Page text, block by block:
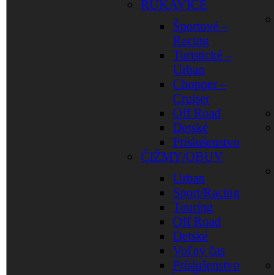
RUKAVICE
Športové –
Racing
Turistické –
Urban
Chopper –
Cruiser
Off Road
Detské
Príslušenstvo
ČIŽMY/OBUV
Urban
Sport/Racing
Touring
Off Road
Detské
Voľný čas
Príslušenstvo